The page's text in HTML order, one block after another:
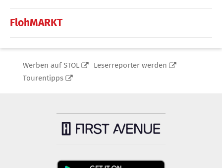
FlohMARKT
Werben auf STOL
Leserreporter werden
Tourentipps